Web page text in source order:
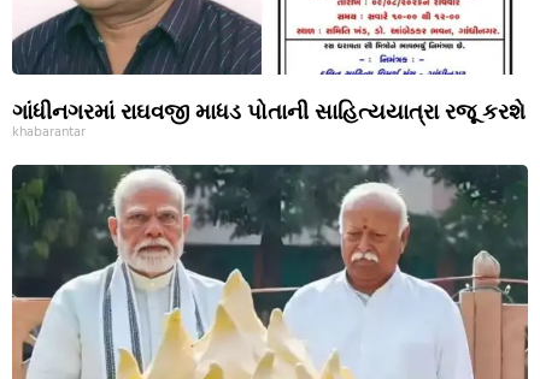
ગાંધીનગરમાં રાઘવજી માધડ પોતાની સાહિત્યયાત્રા રજૂ કરશે
khabarantar